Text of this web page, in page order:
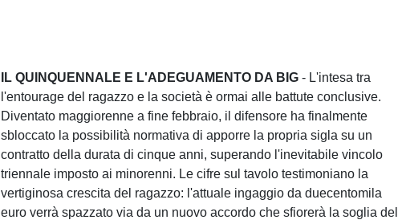
IL QUINQUENNALE E L'ADEGUAMENTO DA BIG - L'intesa tra
l'entourage del ragazzo e la società è ormai alle battute conclusive.
Diventato maggiorenne a fine febbraio, il difensore ha finalmente
sbloccato la possibilità normativa di apporre la propria sigla su un
contratto della durata di cinque anni, superando l'inevitabile vincolo
triennale imposto ai minorenni. Le cifre sul tavolo testimoniano la
vertiginosa crescita del ragazzo: l'attuale ingaggio da duecentomila
euro verrà spazzato via da un nuovo accordo che sfiorerà la soglia del